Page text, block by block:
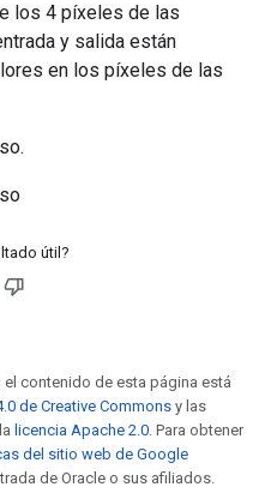
los 4 píxeles de las
y salida están
en los píxeles de las
útil?
contenido de esta página está
de Creative Commons y las
licencia Apache 2.0. Para obtener
del sitio web de Google
de Oracle o sus afiliados.